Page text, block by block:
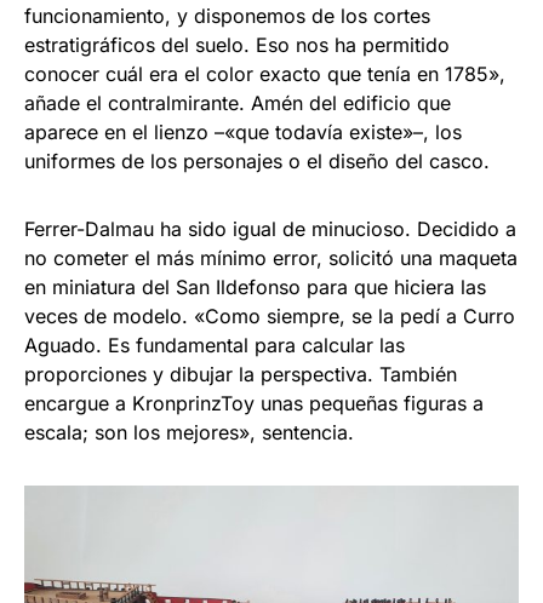
funcionamiento, y disponemos de los cortes
estratigráficos del suelo. Eso nos ha permitido
conocer cuál era el color exacto que tenía en 1785»,
añade el contralmirante. Amén del edificio que
aparece en el lienzo –«que todavía existe»–, los
uniformes de los personajes o el diseño del casco.
Ferrer-Dalmau ha sido igual de minucioso. Decidido a
no cometer el más mínimo error, solicitó una maqueta
en miniatura del San Ildefonso para que hiciera las
veces de modelo. «Como siempre, se la pedí a Curro
Aguado. Es fundamental para calcular las
proporciones y dibujar la perspectiva. También
encargue a KronprinzToy unas pequeñas figuras a
escala; son los mejores», sentencia.